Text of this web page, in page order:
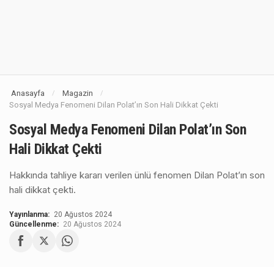
Anasayfa / Magazin /
Sosyal Medya Fenomeni Dilan Polat’ın Son Hali Dikkat Çekti
Sosyal Medya Fenomeni Dilan Polat’ın Son
Hali Dikkat Çekti
Hakkında tahliye kararı verilen ünlü fenomen Dilan Polat’ın son
hali dikkat çekti.
Yayınlanma: 20 Ağustos 2024
Güncellenme: 20 Ağustos 2024